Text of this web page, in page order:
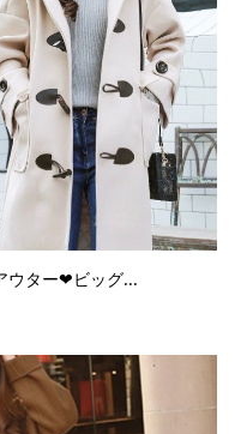
ウター❤ビッグ...